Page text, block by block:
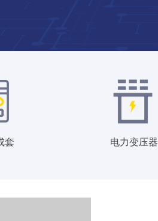
套 电力变压器